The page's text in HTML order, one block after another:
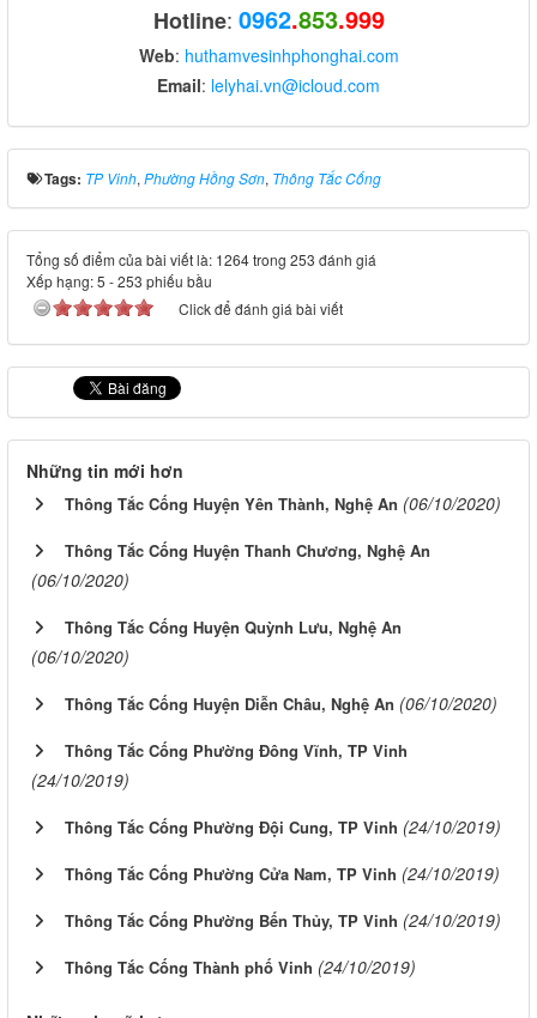
Hotline: 0962.853.999
Web: huthamvesinhphonghai.com
Email: lelyhai.vn@icloud.com
Tags: TP Vinh, Phường Hồng Sơn, Thông Tắc Cống
Tổng số điểm của bài viết là: 1264 trong 253 đánh giá
Xếp hạng:5 -253 phiếu bầu
Click để đánh giá bài viết
Những tin mới hơn
Thông Tắc Cống Huyện Yên Thành, Nghệ An (06/10/2020)
Thông Tắc Cống Huyện Thanh Chương, Nghệ An
(06/10/2020)
Thông Tắc Cống Huyện Quỳnh Lưu, Nghệ An
(06/10/2020)
Thông Tắc Cống Huyện Diễn Châu, Nghệ An (06/10/2020)
Thông Tắc Cống Phường Đông Vĩnh, TP Vinh
(24/10/2019)
Thông Tắc Cống Phường Đội Cung, TP Vinh (24/10/2019)
Thông Tắc Cống Phường Cửa Nam, TP Vinh (24/10/2019)
Thông Tắc Cống Phường Bến Thủy, TP Vinh (24/10/2019)
Thông Tắc Cống Thành phố Vinh (24/10/2019)